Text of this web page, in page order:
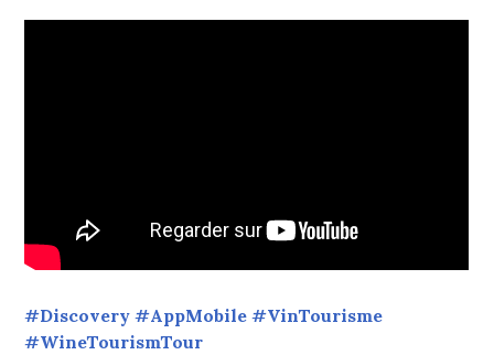
#Discovery #AppMobile #VinTourisme
#WineTourismTour